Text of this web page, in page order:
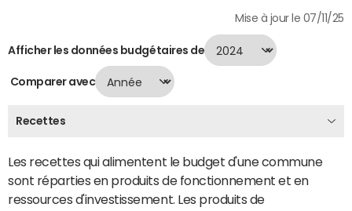
Mise à jour le 07/11/25
Afficher les données budgétaires de
Comparer avec
Recettes
Les recettes qui alimentent le budget d'une commune
sont réparties en produits de fonctionnement et en
ressources d'investissement. Les produits de